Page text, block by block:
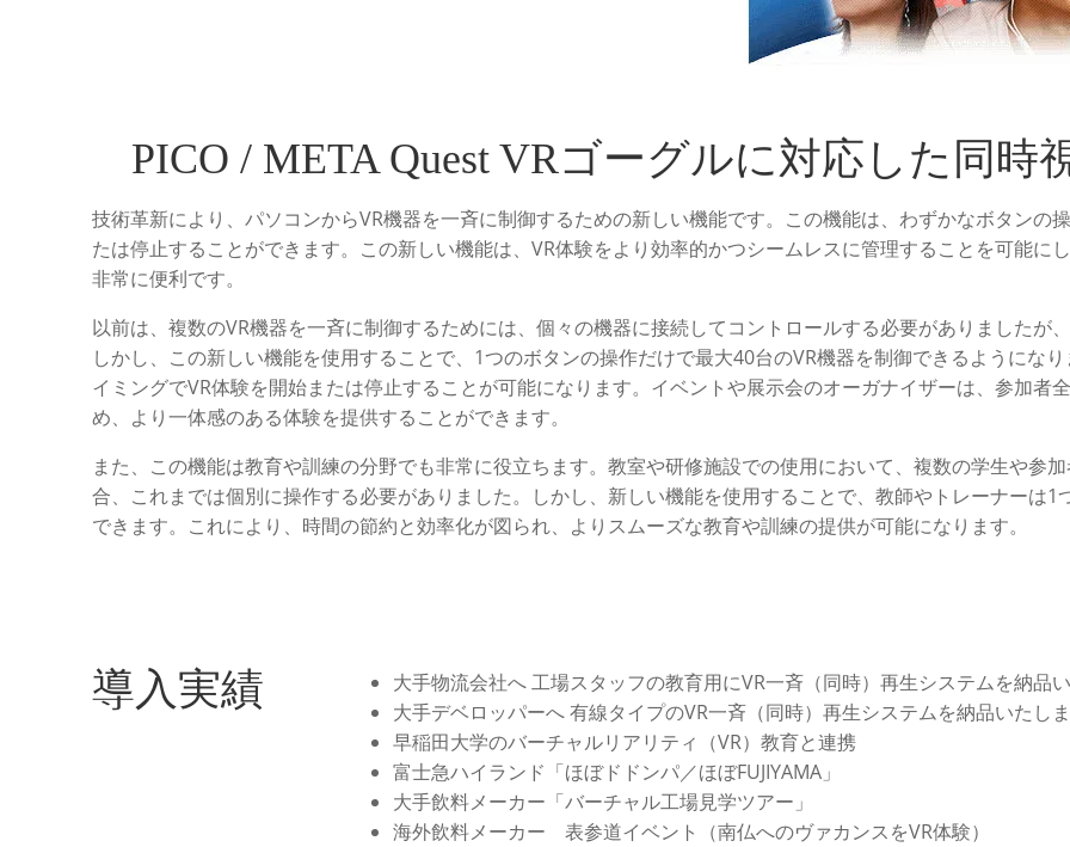
PICO / META Quest VRゴーグルに対応した同時
技術革新により、パソコンからVR機器を一斉に制御するための新しい機能です。この機能は、わずかなボタンの
たは停止することができます。この新しい機能は、VR体験をより効率的かつシームレスに管理することを可能に
非常に便利です。
以前は、複数のVR機器を一斉に制御するためには、個々の機器に接続してコントロールする必要がありましたが
しかし、この新しい機能を使用することで、1つのボタンの操作だけで最大40台のVR機器を制御できるようにな
イミングでVR体験を開始または停止することが可能になります。イベントや展示会のオーガナイザーは、参加者
め、より一体感のある体験を提供することができます。
また、この機能は教育や訓練の分野でも非常に役立ちます。教室や研修施設での使用において、複数の学生や参
合、これまでは個別に操作する必要がありました。しかし、新しい機能を使用することで、教師やトレーナーは
できます。これにより、時間の節約と効率化が図られ、よりスムーズな教育や訓練の提供が可能になります。
導入実績
大手物流会社へ 工場スタッフの教育用にVR一斉（同時）再生システムを納品
大手デベロッパーへ 有線タイプのVR一斉（同時）再生システムを納品いたし
早稲田大学のバーチャルリアリティ（VR）教育と連携
富士急ハイランド「ほぼドドンパ／ほぼFUJIYAMA」
大手飲料メーカー「バーチャル工場見学ツアー」
海外飲料メーカー 表参道イベント（南仏へのヴァカンスをVR体験）